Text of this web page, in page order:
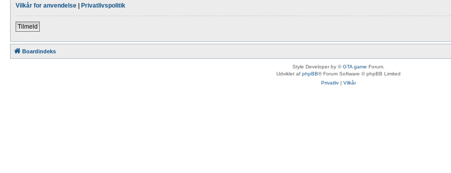
Vilkår for anvendelse | Privatlivspolitik
Tilmeld
Boardindeks
Style Developer by ©GTA game Forum.
Udviklet af phpBB® Forum Software © phpBB Limited
Privatliv| Vilkår